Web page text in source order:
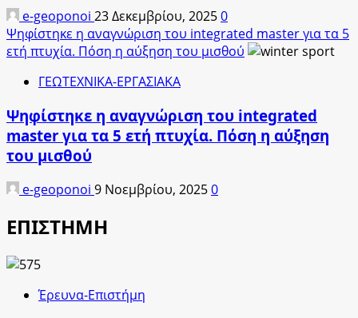
e-geoponoi 23 Δεκεμβρίου, 20250
Ψηφίστηκε η αναγνώριση του integrated master για τα 5
ετή πτυχία. Πόση η αύξηση του μισθού
ΓΕΩΤΕΧΝΙΚΑ-ΕΡΓΑΣΙΑΚΑ
Ψηφίστηκε η αναγνώριση του integrated
master για τα 5 ετή πτυχία. Πόση η αύξηση
του μισθού
e-geoponoi 9 Νοεμβρίου, 20250
ΕΠΙΣΤΗΜΗ
Έρευνα-Επιστήμη